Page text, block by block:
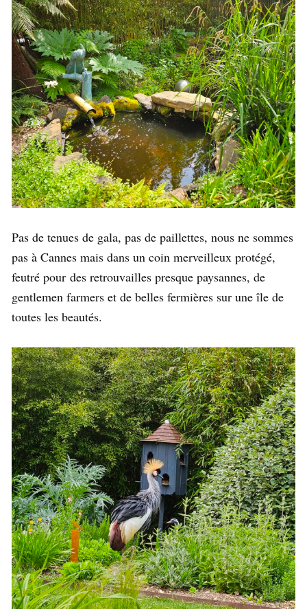
Pas de tenues de gala, pas de paillettes, nous ne sommes
pas à Cannes mais dans un coin merveilleux protégé,
feutré pour des retrouvailles presque paysannes, de
gentlemen farmers et de belles fermières sur une île de
toutes les beautés.